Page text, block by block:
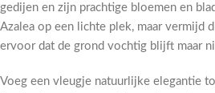
gedijen en zijn prachtige bloemen en
Azalea op een lichte plek, maar vermijd
ervoor dat de grond vochtig blijft maar
Voeg een vleugje natuurlijke elegantie